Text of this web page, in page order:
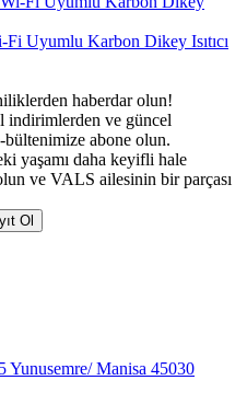
Uyumlu Karbon Dikey Isıtıcı
haberdar olun!
indirimlerden ve güncel
abone olun.
yaşamı daha keyifli hale
ve VALS ailesinin bir parçası
Ol
Manisa 45030